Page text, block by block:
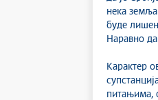
нека
буде
Наравно
Карактер
питањима,